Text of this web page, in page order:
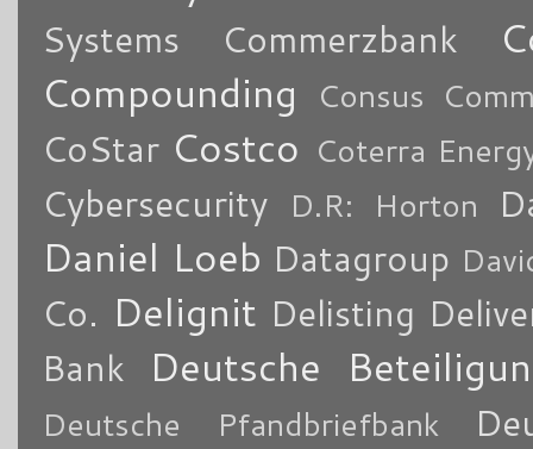
Systems Commerzbank
Compounding
Consus
CoStar Costco Coterra
Cybersecurity D.R: Horton
Daniel Loeb Datagroup
Co. Delignit Delisting
Bank
Deutsche
Deutsche Pfandbriefbank